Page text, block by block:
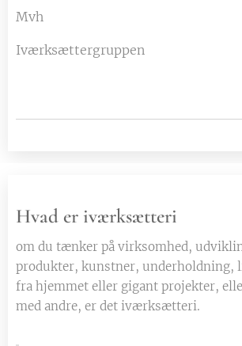
Mvh
Iværksættergruppen
Hvad er iværksætteri
om du tænker på virksomhed,
produkter, kunstner,
fra hjemmet eller gigant projekter,
med andre, er det iværksætteri.